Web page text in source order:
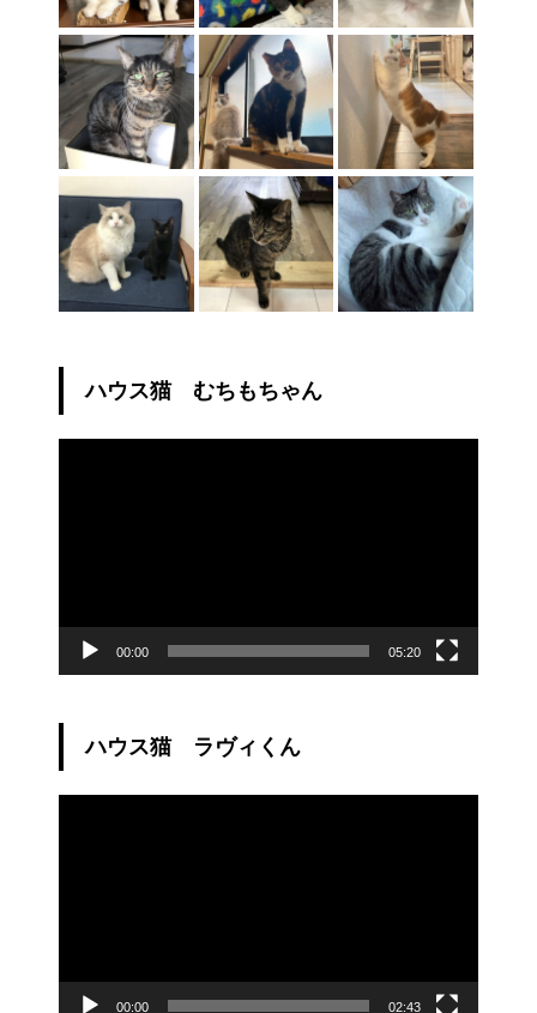
ハウス猫 むちもちゃん
00:00 05:20
ハウス猫 ラヴィくん
00:00 02:43